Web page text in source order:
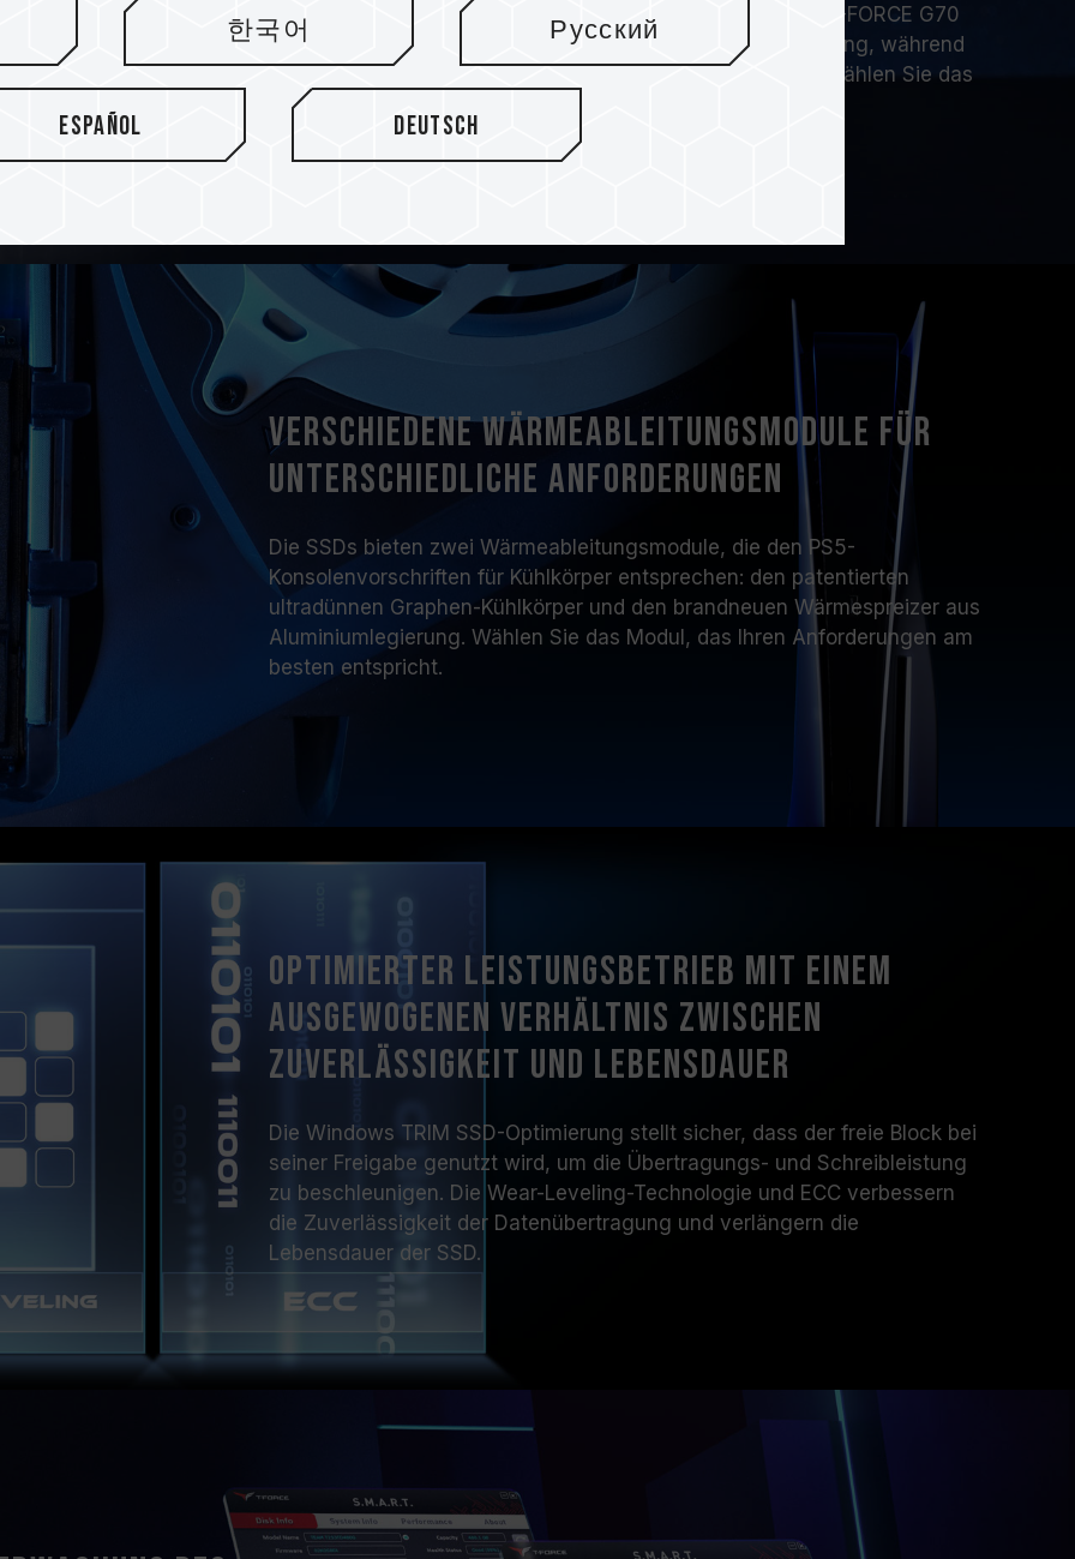
um unterschiedlichen Anforderungen gerecht zu werden: T-FORCE G70
Pro PCIe 4.0 SSD unterstützt DRAM Caching und SLC Caching, während
T-FORCE G70 PCIe 4.0 SSD nur SLC Caching unterstützt. Wählen Sie das
System, das am besten zu Ihnen passt.
Verschiedene Wärmeableitungsmodule für
unterschiedliche Anforderungen
Die SSDs bieten zwei Wärmeableitungsmodule, die den PS5-
Konsolenvorschriften für Kühlkörper entsprechen: den patentierten
ultradünnen Graphen-Kühlkörper und den brandneuen Wärmespreizer aus
Aluminiumlegierung. Wählen Sie das Modul, das Ihren Anforderungen am
besten entspricht.
Optimierter Leistungsbetrieb mit einem
ausgewogenen Verhältnis zwischen
Zuverlässigkeit und Lebensdauer
Die Windows TRIM SSD-Optimierung stellt sicher, dass der freie Block bei
seiner Freigabe genutzt wird, um die Übertragungs- und Schreibleistung
zu beschleunigen. Die Wear-Leveling-Technologie und ECC verbessern
die Zuverlässigkeit der Datenübertragung und verlängern die
Lebensdauer der SSD.
한국어 Русский
Español Deutsch